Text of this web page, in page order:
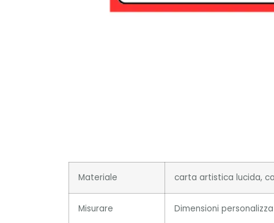
Materiale carta artistica lucida,
Misurare Dimensioni